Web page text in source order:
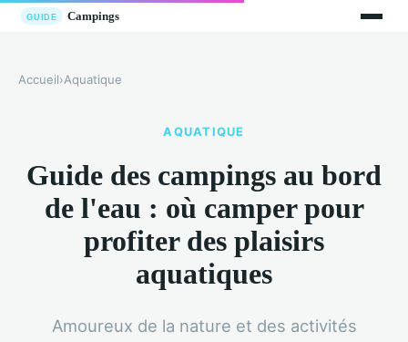
Accueil›Aquatique
AQUATIQUE
Guide des campings au bord
de l'eau : où camper pour
profiter des plaisirs
aquatiques
Amoureux de la nature et des activités